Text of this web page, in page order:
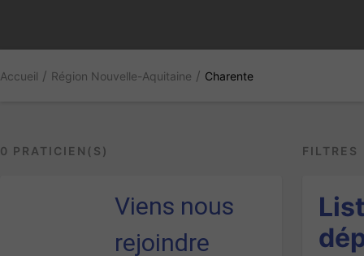
Accueil / Région Nouvelle-Aquitaine / Charente
0 PRATICIEN(S)
Viens nous
rejoindre
FILTRES